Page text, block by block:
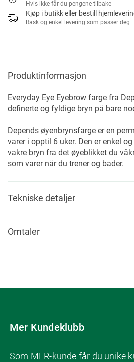
Hvis ikke får du pengene tilbake
Kjøp i butikk eller bestill
Rask og enkel levering som passer deg
Produktinformasjon
Everyday Eye Eyebrow farge fra
definerte og fyldige bryn på bare
Depends øyenbrynsfarge er en
varer i opptil 6 uker. Den er enkel
vakre bryn fra det øyeblikket du
som varer når du trener og bader.
Tekniske detaljer
Omtaler
Mer Kundeklubb
Som MER-kunde får du unike